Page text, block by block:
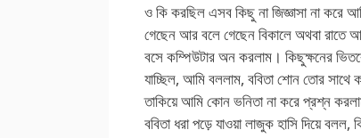
ও কি করছিল এসব কিছু না জিজ্ঞাসা না করে
গেছেন আর বলে গেছেন বিকালে অথবা রাতে
বসে কম্পিউটার অন করলাম। কিছুক্ষনের
যাচ্ছিল, আমি বললাম, ববিতা শোন তোর সাথে
তাকিয়ে আমি কোন ভনিতা না করে প্রশ্ন
ববিতা ধরা পড়ে যাওয়া লাজুক হাসি দিয়ে